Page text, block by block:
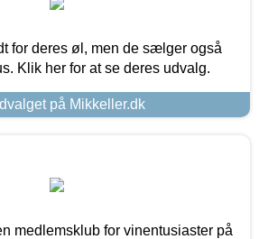
for deres øl, men de sælger også
Klik her for at se deres udvalg.
på Mikkeller.dk
medlemsklub for vinentusiaster på